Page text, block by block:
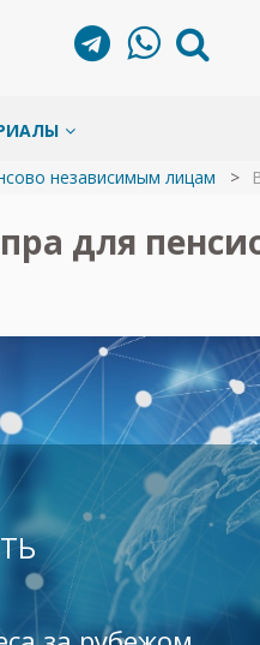
независимым лицам
для